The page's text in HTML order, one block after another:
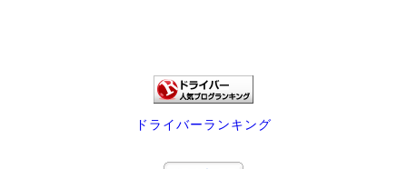
ドライバーランキング